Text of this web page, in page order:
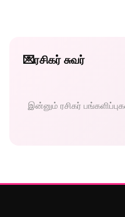
💌ரசிகர் சுவர்
இன்னும் ரசிகர்